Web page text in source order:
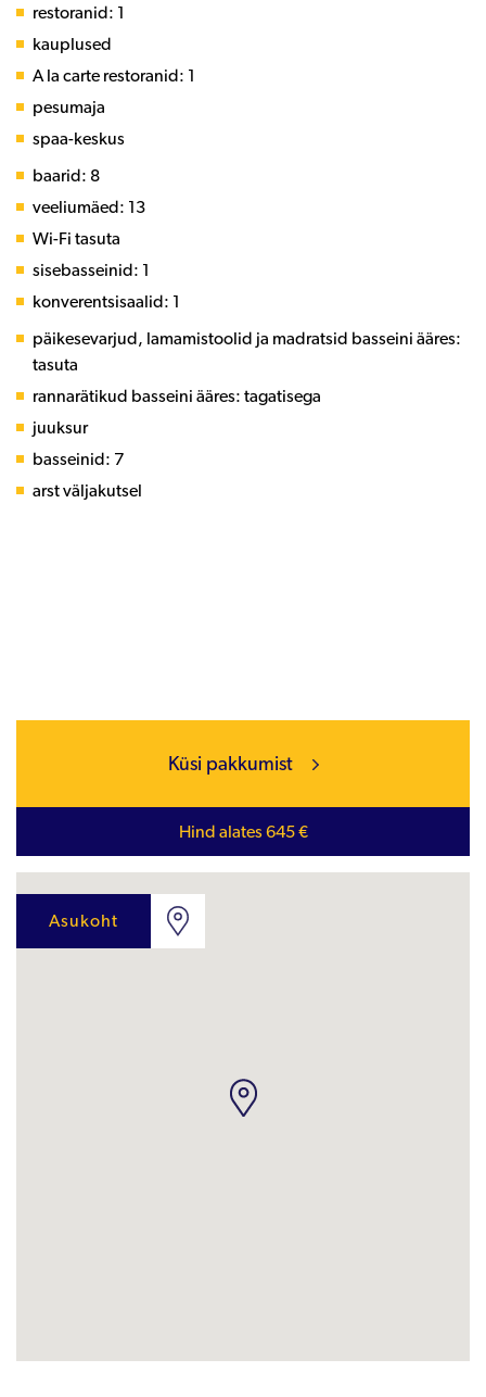
restoranid: 1
kauplused
A la carte restoranid: 1
pesumaja
spaa-keskus
baarid: 8
veeliumäed: 13
Wi-Fi tasuta
sisebasseinid: 1
konverentsisaalid: 1
päikesevarjud, lamamistoolid ja madratsid basseini ääres:
tasuta
rannarätikud basseini ääres: tagatisega
juuksur
basseinid: 7
arst väljakutsel
Küsi pakkumist
Hind alates 645 €
Asukoht